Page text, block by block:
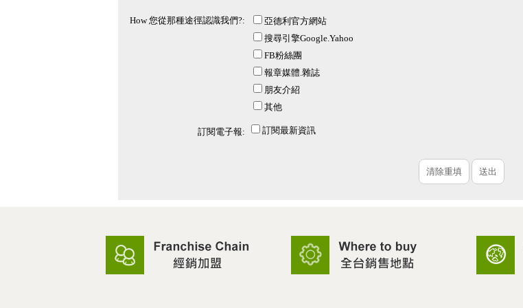
How 您從那種途徑認識我們?:
亞德利官方網站
搜尋引擎Google.Yahoo
FB粉絲團
報章媒體.雜誌
朋友介紹
其他
訂閱電子報: 訂閱最新資訊
清除重填 送出